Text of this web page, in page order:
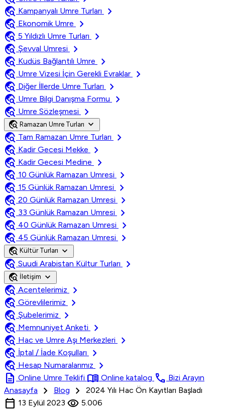
travel_explore Kampanyalı Umre Turları
chevron_right
travel_explore Ekonomik Umre
chevron_right
travel_explore 5 Yıldızlı Umre Turları
chevron_right
travel_explore Şevval Umresi
chevron_right
travel_explore Kudüs Bağlantılı Umre
chevron_right
travel_explore Umre Vizesi İçin Gerekli Evraklar
chevron_right
travel_explore Diğer İllerde Umre Turları
chevron_right
travel_explore Umre Bilgi Danışma Formu
chevron_right
travel_explore Umre Sözleşmesi chevron_right
travel_explore Ramazan Umre Turları expand_more
travel_explore Tam Ramazan Umre Turları
chevron_right
travel_explore Kadir Gecesi Mekke
chevron_right
travel_explore Kadir Gecesi Medine
chevron_right
travel_explore 10 Günlük Ramazan Umresi
chevron_right
travel_explore 15 Günlük Ramazan Umresi
chevron_right
travel_explore 20 Günlük Ramazan Umresi
chevron_right
travel_explore 33 Günlük Ramazan Umresi
chevron_right
travel_explore 40 Günlük Ramazan Umresi
chevron_right
travel_explore 45 Günlük Ramazan Umresi chevron_right
travel_explore Kültür Turları expand_more
travel_explore Suudi Arabistan Kültur Turları chevron_right
travel_explore İletişim expand_more
travel_explore Acentelerimiz
chevron_right
travel_explore Görevlilerimiz
chevron_right
travel_explore Şubelerimiz
chevron_right
travel_explore Memnuniyet Anketi
chevron_right
travel_explore Hac ve Umre Aşı Merkezleri
chevron_right
travel_explore İptal / İade Koşulları
chevron_right
travel_explore Hesap Numaralarımız
chevron_right
description Online Umre Teklifi menu_book Online katalog call Bizi Arayın
Anasayfa
chevron_right Blog chevron_right 2024 Yılı Hac Ön Kayıtları Başladı
calendar_today 13 Eylül 2023 visibility 5.006